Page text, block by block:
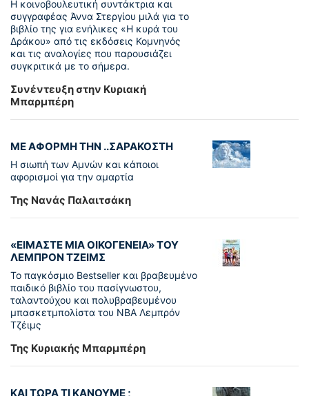
Η κοινοβουλευτική συντάκτρια και
συγγραφέας Άννα Στεργίου μιλά για το
βιβλίο της για ενήλικες «Η κυρά του
Δράκου» από τις εκδόσεις Κομνηνός
και τις αναλογίες που παρουσιάζει
συγκριτικά με το σήμερα.
Συνέντευξη στην Κυριακή
Μπαρμπέρη
ΜΕ ΑΦΟΡΜΗ ΤΗΝ ..ΣΑΡΑΚΟΣΤΗ
Η σιωπή των Αμνών και κάποιοι
αφορισμοί για την αμαρτία
Της Νανάς Παλαιτσάκη
«ΕΙΜΑΣΤΕ ΜΙΑ ΟΙΚΟΓΕΝΕΙΑ» ΤΟΥ
ΛΕΜΠΡΟΝ ΤΖΕΙΜΣ
To παγκόσµιο Bestseller και βραβευµένο
παιδικό βιβλίο του πασίγνωστου,
ταλαντούχου και πολυβραβευµένου
µπασκετµπολίστα του NBA Λεµπρόν
Τζέιμς
Της Κυριακής Μπαρμπέρη
ΚΑΙ ΤΩΡΑ ΤΙ ΚΑΝΟΥΜΕ ;